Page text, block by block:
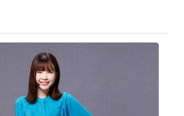
、歷經一年的養成後，多次交出亮